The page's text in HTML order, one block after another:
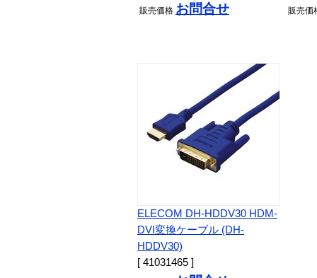
販売価格 お問合せ 販売価
ELECOM DH-HDDV30 HDM-
DVI変換ケーブル (DH-
HDDV30)
[ 41031465 ]